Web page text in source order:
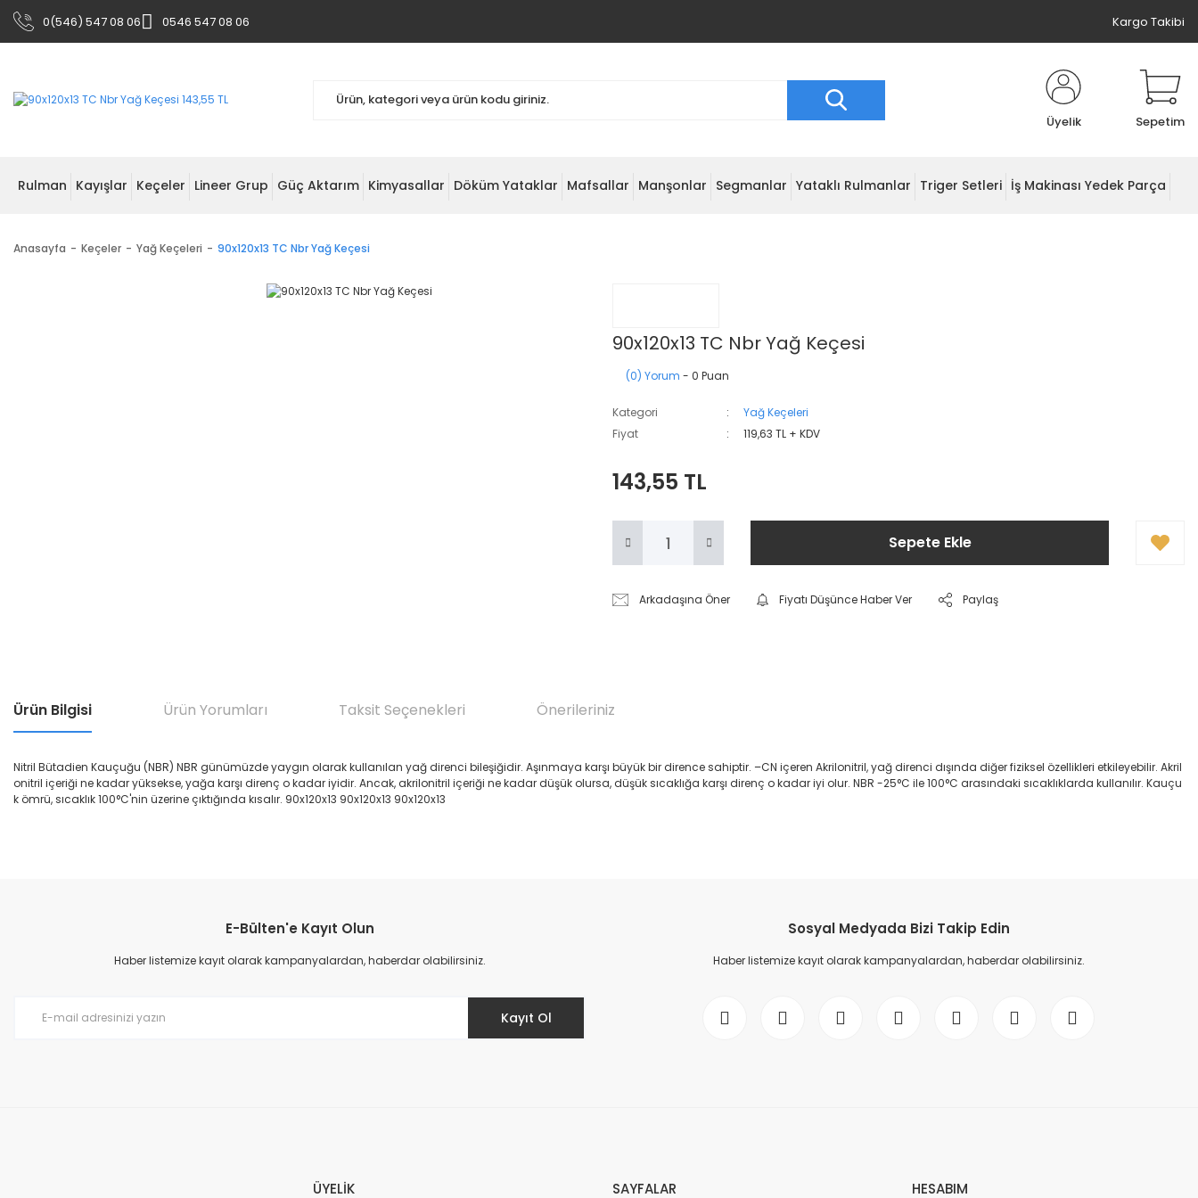
0(546) 547 08 06 0546 547 08 06 Kargo Takibi
Üyelik Sepetim
Rulman Kayışlar Keçeler Lineer Grup Güç Aktarım Kimyasallar Döküm Yataklar Mafsallar Manşonlar Segmanlar Yataklı Rulmanlar Triger Setleri İş Makinası Yedek Parça
Anasayfa Keçeler Yağ Keçeleri 90x120x13 TC Nbr Yağ Keçesi
90x120x13 TC Nbr Yağ Keçesi
(0) Yorum - 0 Puan
Kategori
Yağ Keçeleri
Fiyat
119,63 TL + KDV
143,55 TL
Sepete Ekle
Arkadaşına Öner Fiyatı Düşünce Haber Ver Paylaş
Ürün Bilgisi Ürün Yorumları Taksit Seçenekleri Önerileriniz
Nitril Bütadien Kauçuğu (NBR) NBR günümüzde yaygın olarak kullanılan yağ direnci bileşiğidir. Aşınmaya karşı büyük bir dirence sahiptir. –CN içeren Akrilonitril, yağ direnci dışında diğer fiziksel özellikleri etkileyebilir. Akril
onitril içeriği ne kadar yüksekse, yağa karşı direnç o kadar iyidir. Ancak, akrilonitril içeriği ne kadar düşük olursa, düşük sıcaklığa karşı direnç o kadar iyi olur. NBR -25°C ile 100°C arasındaki sıcaklıklarda kullanılır. Kauçu
k ömrü, sıcaklık 100°C'nin üzerine çıktığında kısalır. 90x120x13 90x120x13 90x120x13
Ürün resmi kalitesiz, bozuk veya görüntülenemiyor.
Ürün açıklamasında eksik bilgiler bulunuyor.
E-Bülten'e Kayıt Olun
Haber listemize kayıt olarak kampanyalardan, haberdar olabilirsiniz.
Kayıt Ol
Sosyal Medyada Bizi Takip Edin
Haber listemize kayıt olarak kampanyalardan, haberdar olabilirsiniz.
ÜYELİK SAYFALAR HESABIM